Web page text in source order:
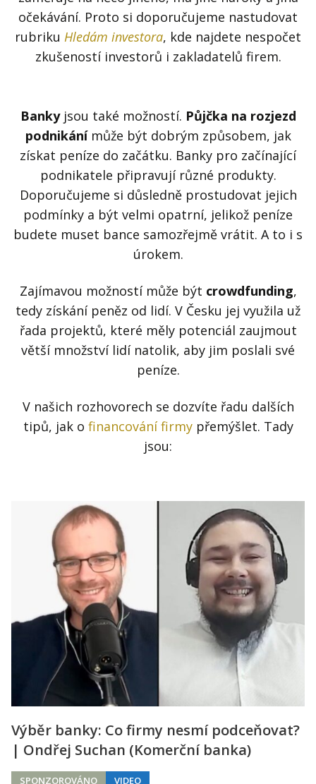
očekávání. Proto si doporučujeme nastudovat
rubriku Hledám investora, kde najdete nespočet
zkušeností investorů i zakladatelů firem.
Bankyjsou také možností. Půjčka na rozjezd
podnikánímůže být dobrým způsobem, jak
získat peníze do začátku. Banky pro začínající
podnikatele připravují různé produkty.
Doporučujeme si důsledně prostudovat jejich
podmínky a být velmi opatrní, jelikož peníze
budete muset bance samozřejmě vrátit. A to i s
úrokem.
Zajímavou možností může být crowdfunding,
tedy získání peněz od lidí. V Česku jej využila už
řada projektů, které měly potenciál zaujmout
větší množství lidí natolik, aby jim poslali své
peníze.
V našich rozhovorech se dozvíte řadu dalších
tipů, jak o financování firmypřemýšlet. Tady
jsou:
Výběr banky: Co firmy nesmí podceňovat?
| Ondřej Suchan (Komerční banka)
SPONZOROVÁNO VIDEO